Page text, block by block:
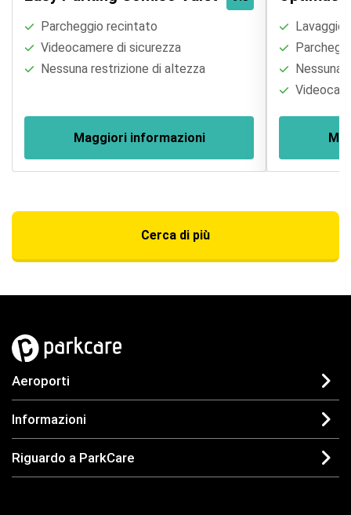
Parcheggio recintato
Videocamere di sicurezza
Nessuna restrizione di altezza
Maggiori informazioni
Lavaggio
Nessuna
Cerca di più
Aeroporti
Informazioni
Riguardo a ParkCare